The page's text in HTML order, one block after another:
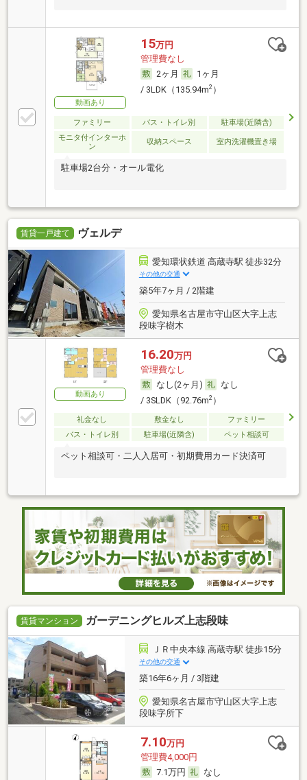
動画あり
15万円
管理費なし
2ヶ月
1ヶ月
/ 3LDK（135.94m2）
ファミリー バス・トイレ別
駐車場(近隣含)
モニタ付インターホ
ン
収納スペース 室内洗濯機置き場
駐車場2台分・オール電化
賃貸一戸建て ヴェルデ
愛知環状鉄道 高蔵寺駅 徒歩32分
その他の交通
築5年7ヶ月 / 2階建
愛知県名古屋市守山区大字上志
段味字樹木
動画あり
16.20万円
管理費なし
なし(2ヶ月)
なし
/ 3SLDK（92.76m2）
礼金なし 敷金なし
ファミリー
バス・トイレ別
駐車場(近隣含) ペット相談可
ペット相談可・二人入居可・初期費用カード決済可
賃貸マンション ガーデニングヒルズ上志段味
ＪＲ中央本線 高蔵寺駅 徒歩15分
その他の交通
築16年6ヶ月 / 3階建
愛知県名古屋市守山区大字上志
段味字所下
7.10万円
管理費4,000円
7.1万円
なし